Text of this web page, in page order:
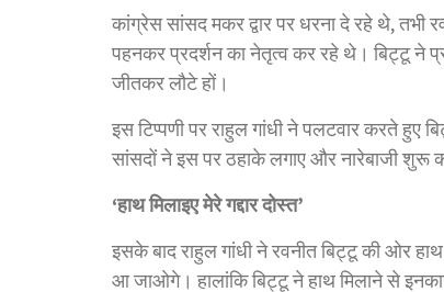
कांग्रेस सांसद मकर द्वार पर धरना दे रहे थे,
पहनकर प्रदर्शन का नेतृत्व कर रहे थे। बिट्टू ने
जीतकर लौटे हों।
इस टिप्पणी पर राहुल गांधी ने पलटवार करते हुए
सांसदों ने इस पर ठहाके लगाए और नारेबाजी शुरू
‘हाथ मिलाइए मेरे गद्दार दोस्त’
इसके बाद राहुल गांधी ने रवनीत बिट्टू की ओर
आ जाओगे। हालांकि बिट्टू ने हाथ मिलाने से